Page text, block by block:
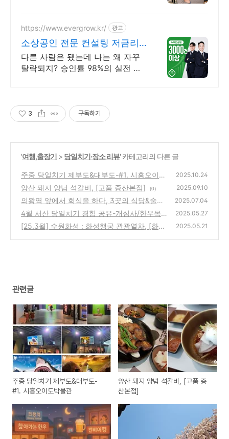
https://www.evergrow.kr/ 광고
소상공인 전문 컨설팅 저금리
정책자금 지금 신청
다른 사람은 됐는데 나는 왜 자꾸
탈락되지? 승인률 98%의 실전 노
3 구독하기
'여행,출장기 > 당일치기·장소 리뷰' 카테고리의 다른 글
주중 당일치기 제부도&대부도-#1. 시흥오이도
박물관
(0)
2025.10.24
양산 돼지 양념 석갈비, [고품 증산본점] (0) 2025.09.10
의왕역 앞에서 회식을 하다, 3곳의 식당&술집
후기
(5)
2025.07.04
4월 서산 당일치기 경험 공유-개심사/한우목
장웰빙산책로
(2)
2025.05.27
[25.3월] 수원화성 : 화성행궁 관광열차, [화성
2025.05.21
관련글
주중 당일치기 제부도&대부도-
#1. 시흥오이도박물관
양산 돼지 양념 석갈비, [고품 증
산본점]